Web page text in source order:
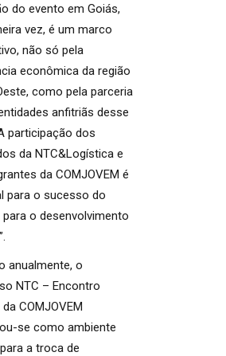
do evento em Goiás,
vez, é um marco
não só pela
econômica da região
como pela parceria
anfitriãs desse
participação dos
da NTC&Logística e
da COMJOVEM é
para o sucesso do
o desenvolvimento
anualmente, o
NTC – Encontro
COMJOVEM
se como ambiente
a troca de